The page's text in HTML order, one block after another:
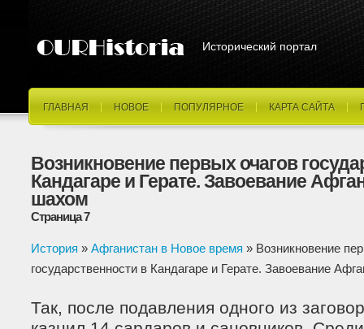
Исторический портал
ГЛАВНАЯ НОВОЕ ПОПУЛЯРНОЕ КАРТА САЙТА
Возникновение первых очагов
Кандагаре и Герате. Завоевание
шахом
Страница 7
История » Афганистан в Новое время » Возникновение
государственности в Кандагаре и Герате. Завоевание
Так, после подавления одного из